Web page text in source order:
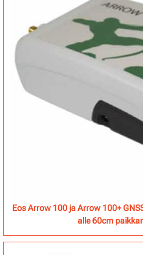
Eos Arrow 100 ja Arrow 100+
alle 60cm